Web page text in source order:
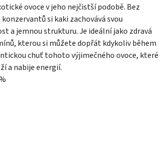
ovoce v jeho nejčistší podobě. Bez
si kaki zachovává svou
a jemnou strukturu. Je ideální jako zdravá
kterou si můžete dopřát kdykoliv během
chuť tohoto výjimečného ovoce, které
a nabije energií.